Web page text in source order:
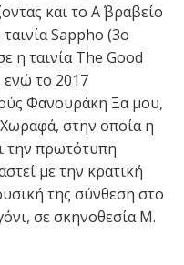
και το Α΄ βραβείο
Sappho (3ο
η ταινία The Good
το 2017
Φανουράκη Ξα μου,
στην οποία η
την πρωτότυπη
με την κρατική
της σύνθεση στο
σε σκηνοθεσία Μ.